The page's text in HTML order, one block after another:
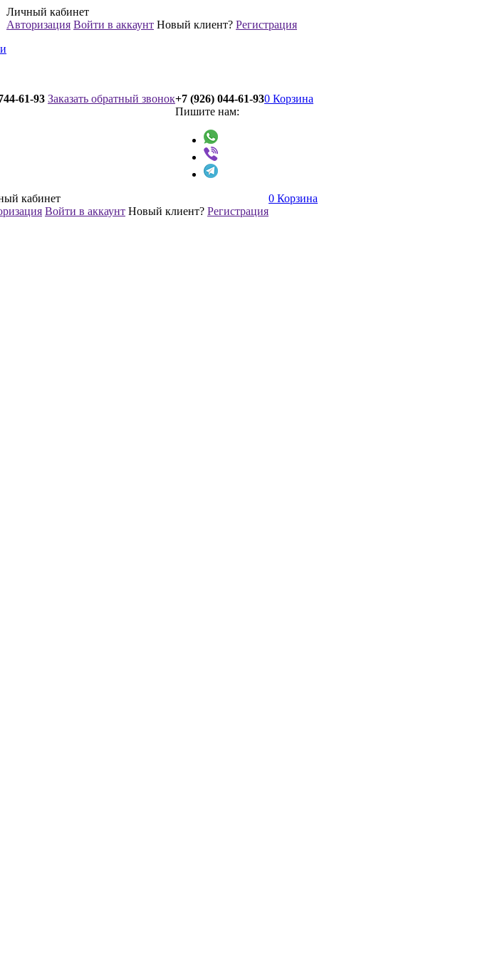
Личный кабинет
Авторизация Войти в аккаунт Новый клиент? Регистрация
61-93 Заказать обратный звонок+7 (926) 044-61-93
Пишите нам:
0 Корзина
кабинет
Войти в аккаунт Новый клиент? Регистрация
0 Корзина